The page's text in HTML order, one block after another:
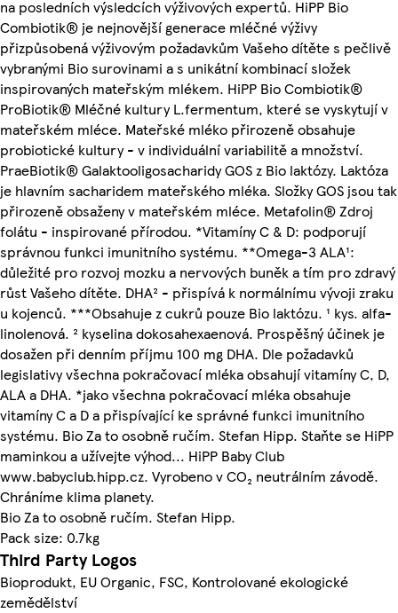
na posledních výsledcích výživových expertů. HiPP Bio
Combiotik® je nejnovější generace mléčné výživy
přizpůsobená výživovým požadavkům Vašeho dítěte s pečlivě
vybranými Bio surovinami a s unikátní kombinací složek
inspirovaných mateřským mlékem. HiPP Bio Combiotik®
ProBiotik® Mléčné kultury L.fermentum, které se vyskytují v
mateřském mléce. Mateřské mléko přirozeně obsahuje
probiotické kultury - v individuální variabilitě a množství.
PraeBiotik® Galaktooligosacharidy GOS z Bio laktózy. Laktóza
je hlavním sacharidem mateřského mléka. Složky GOS jsou tak
přirozeně obsaženy v mateřském mléce. Metafolin® Zdroj
folátu - inspirované přírodou. *Vitamíny C & D: podporují
správnou funkci imunitního systému. **Omega-3 ALA¹:
důležité pro rozvoj mozku a nervových buněk a tím pro zdravý
růst Vašeho dítěte. DHA² - přispívá k normálnímu vývoji zraku
u kojenců. ***Obsahuje z cukrů pouze Bio laktózu. ¹ kys. alfa-
linolenová. ² kyselina dokosahexaenová. Prospěšný účinek je
dosažen při denním příjmu 100 mg DHA. Dle požadavků
legislativy všechna pokračovací mléka obsahují vitamíny C, D,
ALA a DHA. *jako všechna pokračovací mléka obsahuje
vitamíny C a D a přispívající ke správné funkci imunitního
systému. Bio Za to osobně ručím. Stefan Hipp. Staňte se HiPP
maminkou a užívejte výhod... HiPP Baby Club
www.babyclub.hipp.cz. Vyrobeno v CO₂ neutrálním závodě.
Chráníme klima planety.
Bio Za to osobně ručím. Stefan Hipp.
Pack size: 0.7kg
Third Party Logos
Bioprodukt, EU Organic, FSC, Kontrolované ekologické
zemědělství